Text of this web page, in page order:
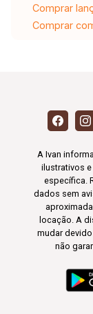
Comprar
Comprar
A Ivan
ilustrativos
específica.
dados sem
locação. A
mudar
não